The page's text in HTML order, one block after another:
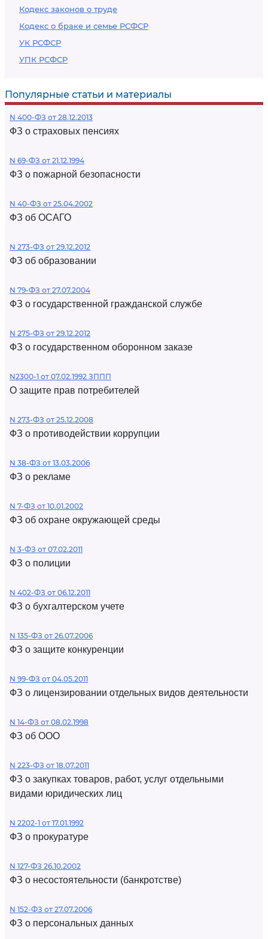
Кодекс законов о труде
Кодекс о браке и семье РСФСР
УК РСФСР
УПК РСФСР
Популярные статьи и материалы
N 400-ФЗ от 28.12.2013
ФЗ о страховых пенсиях
N 69-ФЗ от 21.12.1994
ФЗ о пожарной безопасности
N 40-ФЗ от 25.04.2002
ФЗ об ОСАГО
N 273-ФЗ от 29.12.2012
ФЗ об образовании
N 79-ФЗ от 27.07.2004
ФЗ о государственной гражданской службе
N 275-ФЗ от 29.12.2012
ФЗ о государственном оборонном заказе
N2300-1 от 07.02.1992 ЗППП
О защите прав потребителей
N 273-ФЗ от 25.12.2008
ФЗ о противодействии коррупции
N 38-ФЗ от 13.03.2006
ФЗ о рекламе
N 7-ФЗ от 10.01.2002
ФЗ об охране окружающей среды
N 3-ФЗ от 07.02.2011
ФЗ о полиции
N 402-ФЗ от 06.12.2011
ФЗ о бухгалтерском учете
N 135-ФЗ от 26.07.2006
ФЗ о защите конкуренции
N 99-ФЗ от 04.05.2011
ФЗ о лицензировании отдельных видов деятельности
N 14-ФЗ от 08.02.1998
ФЗ об ООО
N 223-ФЗ от 18.07.2011
ФЗ о закупках товаров, работ, услуг отдельными
видами юридических лиц
N 2202-1 от 17.01.1992
ФЗ о прокуратуре
N 127-ФЗ 26.10.2002
ФЗ о несостоятельности (банкротстве)
N 152-ФЗ от 27.07.2006
ФЗ о персональных данных